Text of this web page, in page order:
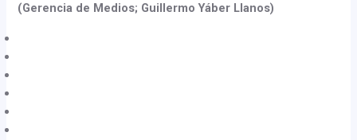
(Gerencia de Medios; Guillermo Yáber Llanos)